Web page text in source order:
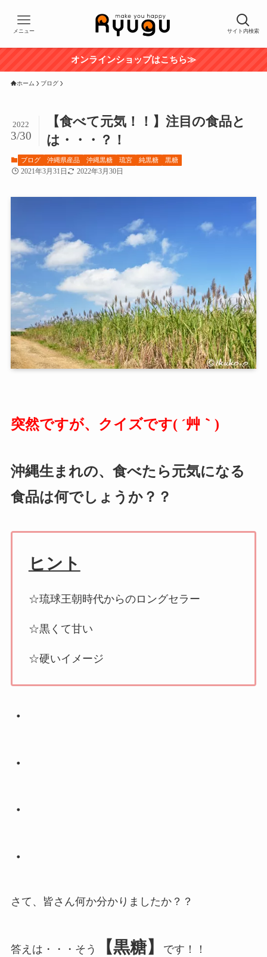
サイト内検索
メニュー
オンラインショップはこちら≫
ホーム ブログ
【食べて元気！！】注目の食品と
は・・・？！
2022
3/30
ブログ 沖縄県産品 沖縄黒糖 琉宮 純黒糖 黒糖
2021年3月31日 2022年3月30日
突然ですが、クイズです( ´艸｀)
沖縄生まれの、食べたら元気になる
食品は何でしょうか？？
ヒント
☆琉球王朝時代からのロングセラー
☆黒くて甘い
☆硬いイメージ
・
・
・
・
さて、皆さん何か分かりましたか？？
答えは・・・そう 【黒糖】 です！！